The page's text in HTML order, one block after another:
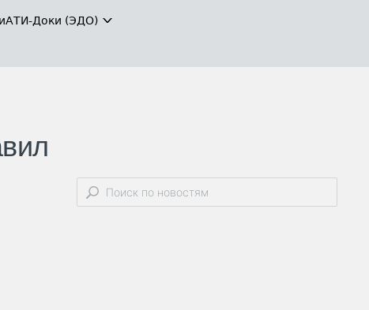
АТИ-Доки (ЭДО)